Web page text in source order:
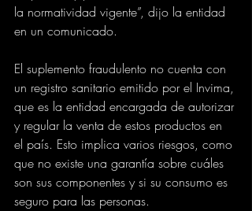
la normatividad vigente”, dijo la entidad
en un comunicado.
El suplemento fraudulento no cuenta con
un registro sanitario emitido por el Invima,
que es la entidad encargada de autorizar
y regular la venta de estos productos en
el país. Esto implica varios riesgos, como
que no existe una garantía sobre cuáles
son sus componentes y si su consumo es
seguro para las personas.